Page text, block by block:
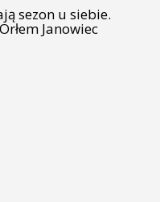
sezon u siebie.
Janowiec